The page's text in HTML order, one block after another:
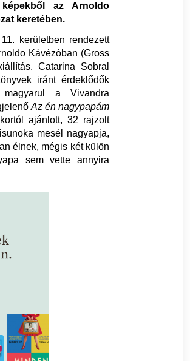
az Arnoldo
keretében.
kerületben rendezett
Kávézóban (Gross
Catarina Sobral
iránt érdeklődők
a Vivandra
Az én nagypapám
ajánlott, 32 rajzolt
mesél nagyapja,
élnek, mégis két külön
sem vette annyira